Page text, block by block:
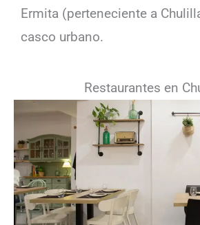
Ermita (perteneciente a
casco urbano.
Restaurantes en